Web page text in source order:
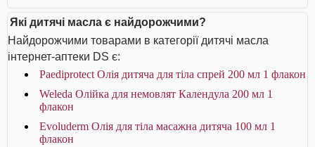
Які дитячі масла є найдорожчими?
Найдорожчими товарами в категорії дитячі масла
інтернет-аптеки DS є:
Paediprotect Олія дитяча для тіла спрей 200 мл 1 флакон
Weleda Олійка для немовлят Календула 200 мл 1
флакон
Evoluderm Олія для тіла масажна дитяча 100 мл 1
флакон